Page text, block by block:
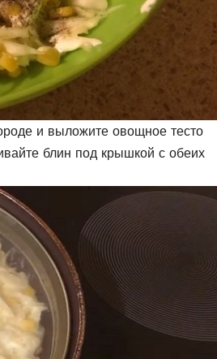
и выложите овощное тесто
блин под крышкой с обеих